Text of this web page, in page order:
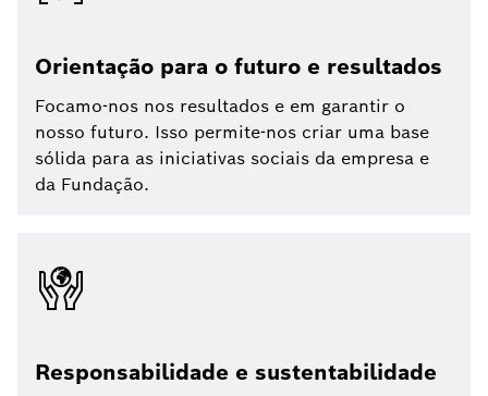
Orientação para o futuro e resultados
Focamo-nos nos resultados e em garantir o
nosso futuro. Isso permite-nos criar uma base
sólida para as iniciativas sociais da empresa e
da Fundação.
Responsabilidade e sustentabilidade